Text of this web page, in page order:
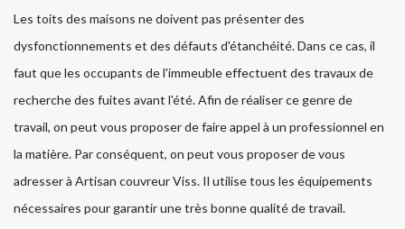
Les toits des maisons ne doivent pas présenter des
dysfonctionnements et des défauts d'étanchéité. Dans ce cas, il
faut que les occupants de l'immeuble effectuent des travaux de
recherche des fuites avant l'été. Afin de réaliser ce genre de
travail, on peut vous proposer de faire appel à un professionnel en
la matière. Par conséquent, on peut vous proposer de vous
adresser à Artisan couvreur Viss. Il utilise tous les équipements
nécessaires pour garantir une très bonne qualité de travail.